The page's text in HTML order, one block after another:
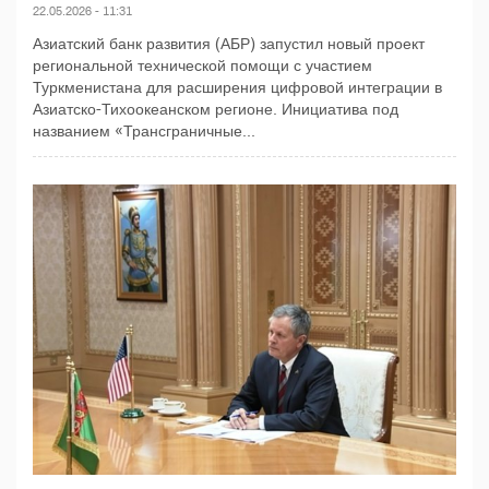
22.05.2026 - 11:31
Азиатский банк развития (АБР) запустил новый проект
региональной технической помощи с участием
Туркменистана для расширения цифровой интеграции в
Азиатско-Тихоокеанском регионе. Инициатива под
названием «Трансграничные...